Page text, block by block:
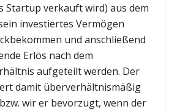
Startup verkauft wird) aus dem
investiertes Vermögen
und anschließend
Erlös nach dem
aufgeteilt werden. Der
damit überverhältnismäßig
wir er bevorzugt, wenn der